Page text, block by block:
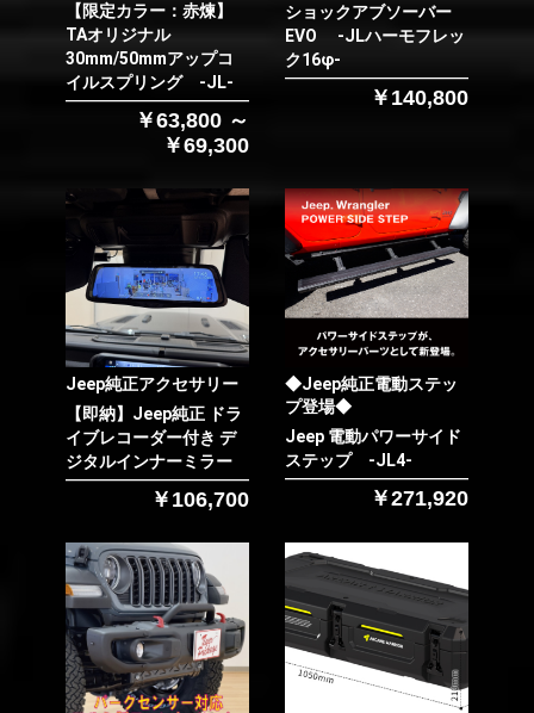
【限定カラー：赤煉】
TAオリジナル
30mm/50mmアップコ
イルスプリング -JL-
￥63,800 ～
￥69,300
ショックアブソーバー
EVO -JLハーモフレッ
ク16φ-
￥140,800
Jeep純正アクセサリー
【即納】Jeep純正 ドラ
イブレコーダー付き デ
ジタルインナーミラー
￥106,700
◆Jeep純正電動ステッ
プ登場◆
Jeep 電動パワーサイド
ステップ -JL4-
￥271,920